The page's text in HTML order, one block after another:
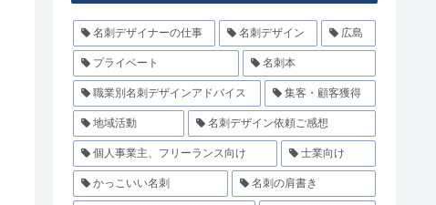
名刺デザイナーの仕事 名刺デザイン 広島
プライベート 名刺本
職業別名刺デザインアドバイス 集客・顧客獲得
地域活動 名刺デザイン依頼ご感想
個人事業主、フリーランス向け 士業向け
かっこいい名刺 名刺の肩書き